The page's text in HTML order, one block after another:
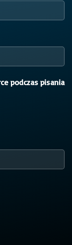
podczas pisania